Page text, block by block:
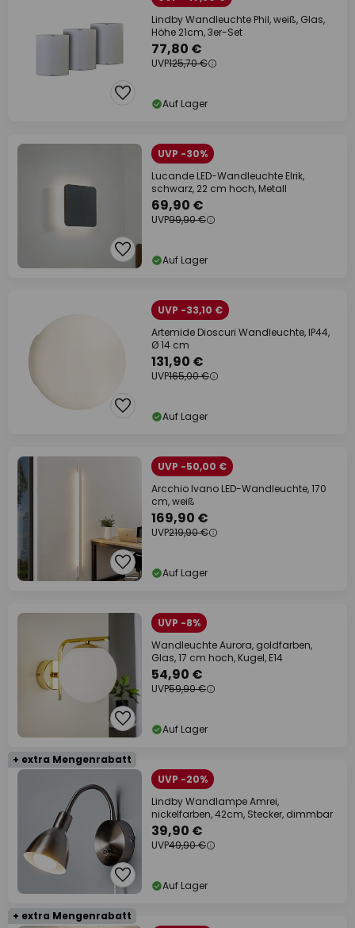
Lindby Wandleuchte Phil, weiß, Glas,
Höhe 21cm, 3er-Set
77,80 €
UVP125,70 €
Auf Lager
UVP -30%
Lucande LED-Wandleuchte Elrik,
schwarz, 22 cm hoch, Metall
69,90 €
UVP99,90 €
Auf Lager
UVP -33,10 €
Artemide Dioscuri Wandleuchte, IP44,
Ø 14 cm
131,90 €
UVP165,00 €
Auf Lager
UVP -50,00 €
Arcchio Ivano LED-Wandleuchte, 170
cm, weiß
169,90 €
UVP219,90 €
Auf Lager
UVP -8%
Wandleuchte Aurora, goldfarben,
Glas, 17 cm hoch, Kugel, E14
54,90 €
UVP59,90 €
Auf Lager
+ extra Mengenrabatt
UVP -20%
Lindby Wandlampe Amrei,
nickelfarben, 42cm, Stecker, dimmbar
39,90 €
UVP49,90 €
Auf Lager
+ extra Mengenrabatt